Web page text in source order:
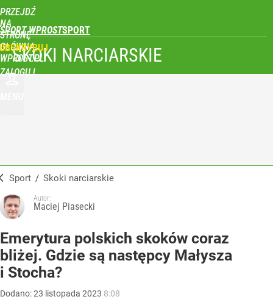
PRZEJDŹ
NA
STRONĘ
GŁÓWNĄ
WPROST.PL
SPORT WPROST
ZALOGUJ
SKOKI NARCIARSKIE
Sport / Skoki narciarskie
Autor:
Maciej Piasecki
Emerytura polskich skoków coraz
bliżej. Gdzie są następcy Małysza
i Stocha?
Dodano:23 listopada 2023 8:08